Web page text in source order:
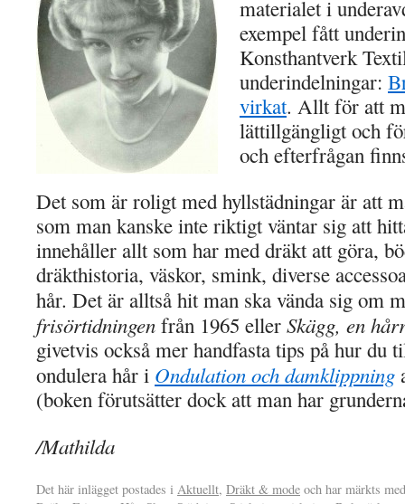
materialet i
exempel fått
Konsthantverk
underindelningar:
virkat. Allt för att
lättillgängligt och
och efterfrågan
Det som är roligt med hyllstädningar är att
som man kanske inte riktigt väntar sig att
innehåller allt som har med dräkt att göra,
dräkthistoria, väskor, smink, diverse
hår. Det är alltså hit man ska vända sig om
frisörtidningen från 1965 eller Skägg, en
givetvis också mer handfasta tips på hur du
ondulera hår i Ondulation och damklippning
(boken förutsätter dock att man har
/Mathilda
Det här inlägget postades i Aktuellt, Dräkt & mode och har märkts